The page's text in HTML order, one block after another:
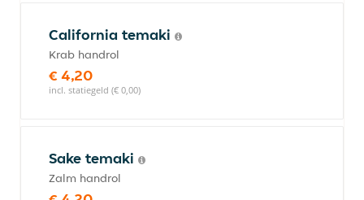
California temaki
Krab handrol
€ 4,20
incl. statiegeld (€ 0,00)
Sake temaki
Zalm handrol